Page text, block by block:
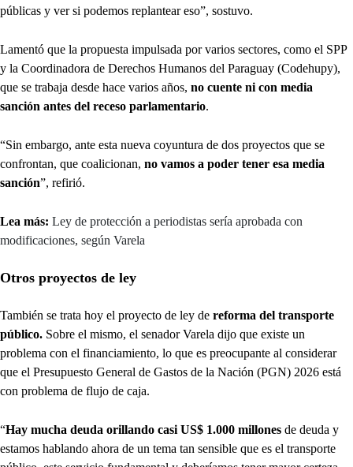
públicas y ver si podemos replantear eso”, sostuvo.
Lamentó que la propuesta impulsada por varios sectores, como el SPP
y la Coordinadora de Derechos Humanos del Paraguay (Codehupy),
que se trabaja desde hace varios años, no cuente ni con media
sanción antes del receso parlamentario.
“Sin embargo, ante esta nueva coyuntura de dos proyectos que se
confrontan, que coalicionan, no vamos a poder tener esa media
sanción”, refirió.
Lea más: Ley de protección a periodistas sería aprobada con
modificaciones, según Varela
Otros proyectos de ley
También se trata hoy el proyecto de ley de reforma del transporte
público. Sobre el mismo, el senador Varela dijo que existe un
problema con el financiamiento, lo que es preocupante al considerar
que el Presupuesto General de Gastos de la Nación (PGN) 2026 está
con problema de flujo de caja.
“Hay mucha deuda orillando casi US$ 1.000 millones de deuda y
estamos hablando ahora de un tema tan sensible que es el transporte